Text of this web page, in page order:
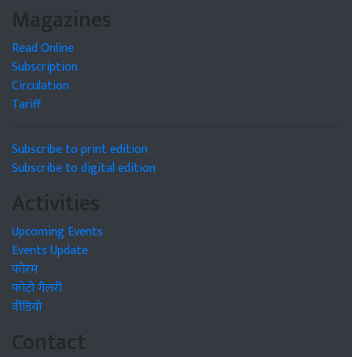
Magazines
Read Online
Subscription
Circulation
Tariff
Subscribe to print edition
Subscribe to digital edition
Activities
Upcoming Events
Events Update
फोरम
फोटो गैलरी
वीडियो
Contact